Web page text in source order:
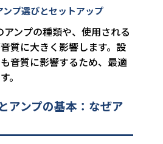
プ選びとセットアップ
ンプの種類や、使用される
質に大きく影響します。設
音質に影響するため、最適
。
アンプの基本：なぜア